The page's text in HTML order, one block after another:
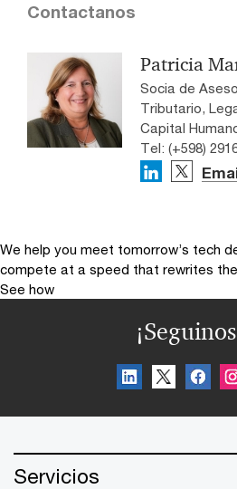
Contactanos
Patricia
Socia de
Tributario,
Capital
Tel: (+598)
We help you meet tomorrow’s tech
compete at a speed that rewrites
See how
Servicios